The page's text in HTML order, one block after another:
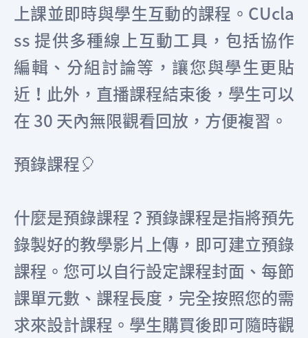
上課並即時與學生互動的課程。CUcla
ss 提供多種線上互動工具，包括協作
編輯、分組討論等，讓您與學生更貼
近！此外，直播課程結束後，學生可以
在 30 天內無限觀看回放，方便複習。
預錄課程🎈
什麼是預錄課程？預錄課程是指將預先
錄製好的教學影片上傳，即可建立預錄
課程。您可以自行設定課程封面、每節
課單元數、課程長度，完全按照您的需
求來設計課程。學生購買後即可隨時觀